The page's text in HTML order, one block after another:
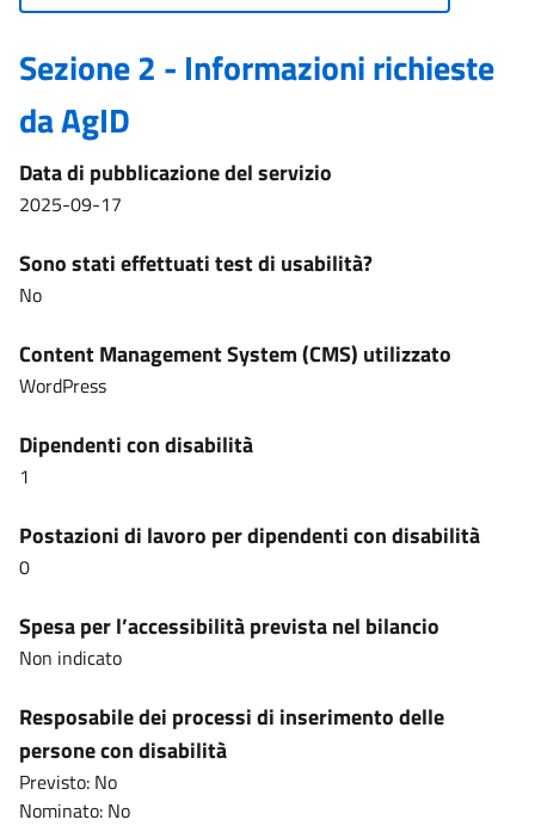
Sezione 2 - Informazioni richieste
da AgID
Data di pubblicazione del servizio
2025-09-17
Sono stati effettuati test di usabilità?
No
Content Management System (CMS) utilizzato
WordPress
Dipendenti con disabilità
1
Postazioni di lavoro per dipendenti con disabilità
0
Spesa per l’accessibilità prevista nel bilancio
Non indicato
Resposabile dei processi di inserimento delle
persone con disabilità
Previsto: No
Nominato: No